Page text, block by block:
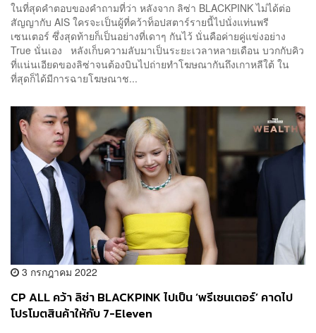
ในที่สุดคำตอบของคำถามที่ว่า หลังจาก ลิซ่า BLACKPINK ไม่ได้ต่อ
สัญญากับ AIS ใครจะเป็นผู้ที่คว้าท็อปสตาร์รายนี้ไปนั่งแท่นพรี
เซนเตอร์ ซึ่งสุดท้ายก็เป็นอย่างที่เดาๆ กันไว้ นั่นคือค่ายคู่แข่งอย่าง
True นั่นเอง หลังเก็บความลับมาเป็นระยะเวลาหลายเดือน บวกกับคิว
ที่แน่นเอียดของลิซ่าจนต้องบินไปถ่ายทำโฆษณากันถึงเกาหลีใต้ ใน
ที่สุดก็ได้มีการฉายโฆษณาช...
3 กรกฎาคม 2022
CP ALL คว้า ลิซ่า BLACKPINK ไปเป็น ‘พรีเซนเตอร์’ คาดไป
โปรโมตสินค้าให้กับ 7-Eleven